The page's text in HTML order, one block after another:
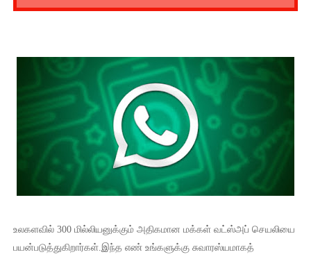
உலகளவில் 300 மில்லியனுக்கும் அதிகமான மக்கள் வட்ஸ்அப் செயலியை
பயன்படுத்துகிறார்கள்.இந்த எண் உங்களுக்கு சுவாரஸ்யமாகத்